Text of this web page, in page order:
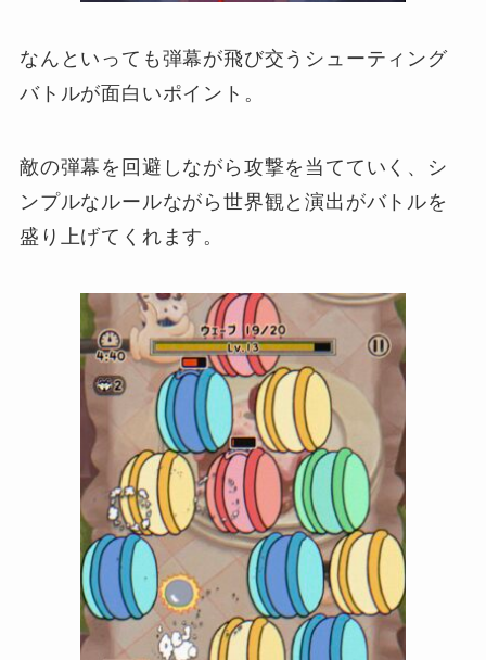
なんといっても弾幕が飛び交うシューティング
バトルが面白いポイント。
敵の弾幕を回避しながら攻撃を当てていく、シ
ンプルなルールながら世界観と演出がバトルを
盛り上げてくれます。